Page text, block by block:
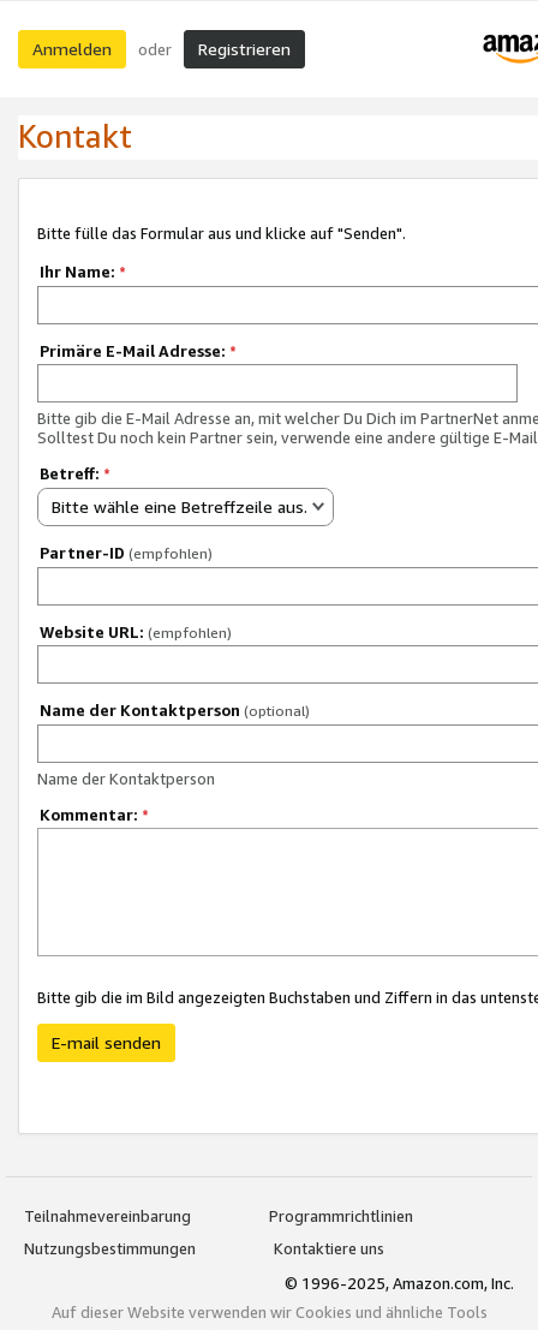
Anmelden oder Registrieren
Kontakt
Bitte fülle das Formular aus und klicke auf "Senden".
Ihr Name: *
Primäre E-Mail Adresse: *
Bitte gib die E-Mail Adresse an, mit welcher Du Dich im PartnerNet
Solltest Du noch kein Partner sein, verwende eine andere gültige E-
Betreff: *
Bitte wähle eine Betreffzeile aus.
Partner-ID (empfohlen)
Website URL: (empfohlen)
Name der Kontaktperson (optional)
Name der Kontaktperson
Kommentar: *
Bitte gib die im Bild angezeigten Buchstaben und Ziffern in das
E-mail senden
Teilnahmevereinbarung
Programmrichtlinien
Nutzungsbestimmungen
Kontaktiere uns
© 1996-2025, Amazon.com, Inc.
Auf dieser Website verwenden wir Cookies und ähnliche Tools